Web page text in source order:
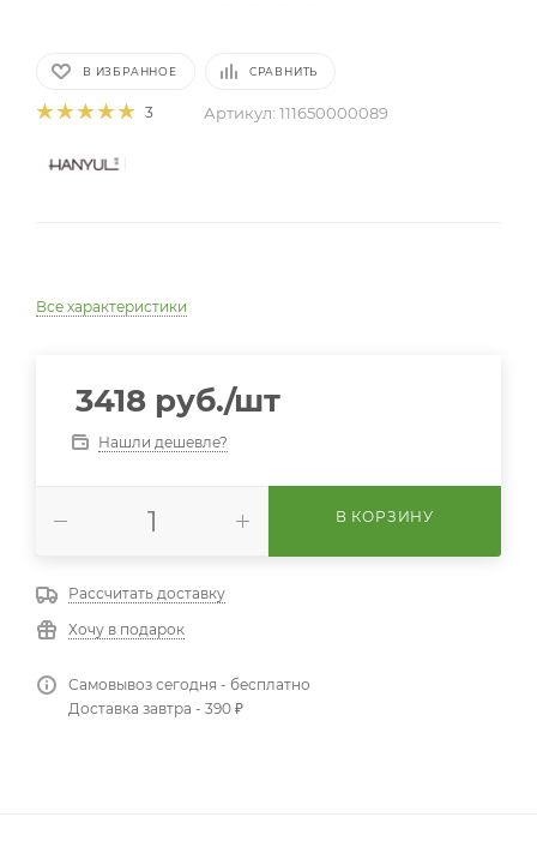
В ИЗБРАННОЕ СРАВНИТЬ
3 Артикул: 111650000089
Все характеристики
3418 руб./шт
Нашли дешевле?
В КОРЗИНУ
Рассчитать доставку
Хочу в подарок
Самовывоз сегодня - бесплатно
Доставка завтра - 390 ₽